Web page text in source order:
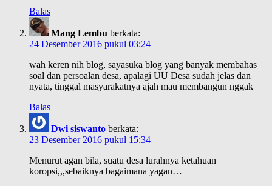
Balas
Mang Lembu berkata:
24 Desember 2016 pukul 03:24
wah keren nih blog, sayasuka blog yang banyak membahas
soal dan persoalan desa, apalagi UU Desa sudah jelas dan
nyata, tinggal masyarakatnya ajah mau membangun nggak
Balas
Dwi siswanto berkata:
23 Desember 2016 pukul 15:34
Menurut agan bila, suatu desa lurahnya ketahuan
koropsi,,,sebaiknya bagaimana yagan…